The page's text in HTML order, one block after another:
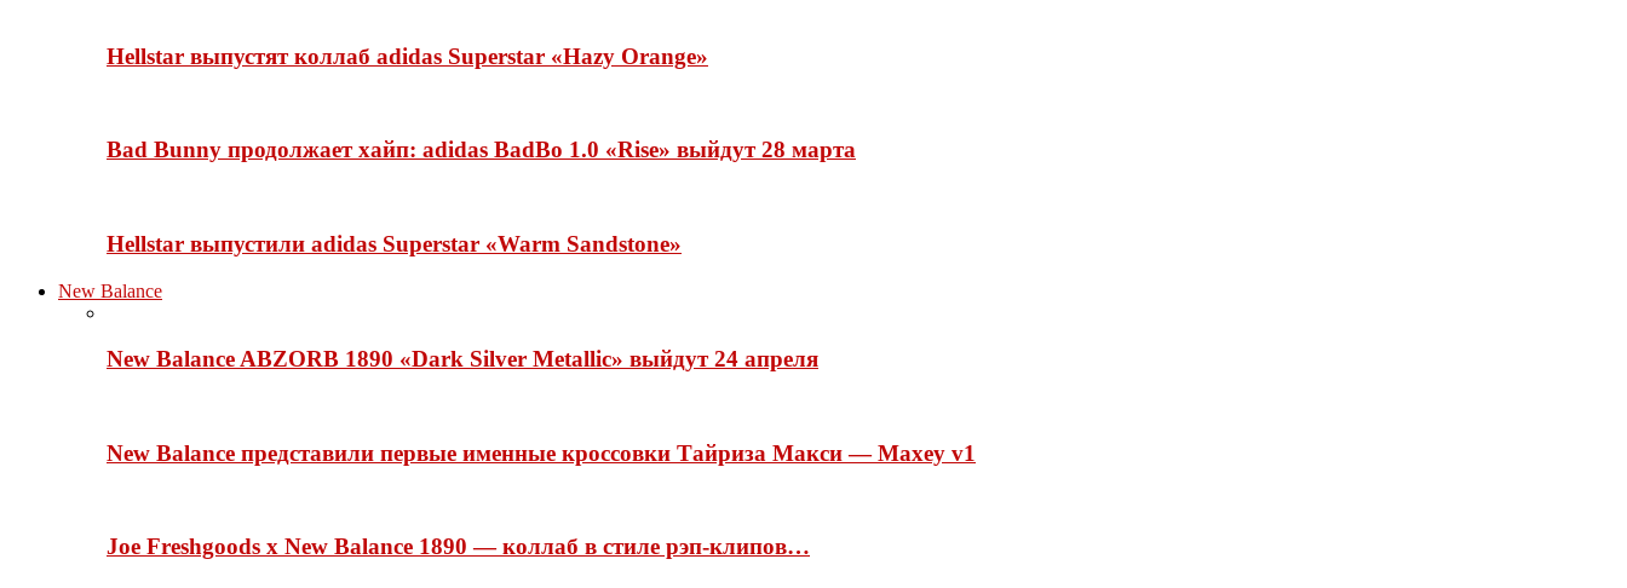
Hellstar выпустят коллаб adidas Superstar «Hazy Orange»
Bad Bunny продолжает хайп: adidas BadBo 1.0 «Rise» выйдут 28 марта
Hellstar выпустили adidas Superstar «Warm Sandstone»
New Balance
New Balance ABZORB 1890 «Dark Silver Metallic» выйдут 24 апреля
New Balance представили первые именные кроссовки Тайриза Макси — Maxey v1
Joe Freshgoods x New Balance 1890 — коллаб в стиле рэп-клипов…